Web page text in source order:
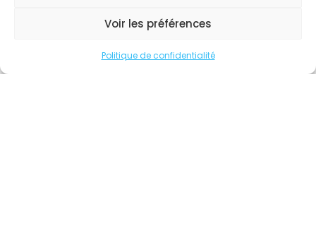
Voir les préférences
Politique de confidentialité
108 €
180 €